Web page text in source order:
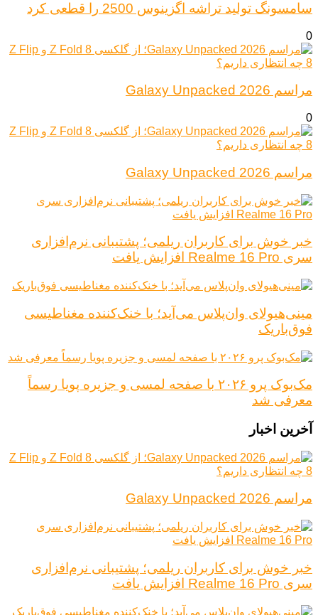
سامسونگ تولید تراشه اگزینوس 2500 را قطعی کرد
0
مراسم Galaxy Unpacked 2026
0
مراسم Galaxy Unpacked 2026
خبر خوش برای کاربران ریلمی؛ پشتیبانی نرم‌افزاری
سری Realme 16 Pro افزایش یافت
مینی‌هیولای وان‌پلاس می‌آید؛ با خنک‌کننده مغناطیسی
فوق‌باریک
مک‌بوک پرو ۲۰۲۶ با صفحه لمسی و جزیره پویا رسماً
معرفی شد
آخرین اخبار
مراسم Galaxy Unpacked 2026
خبر خوش برای کاربران ریلمی؛ پشتیبانی نرم‌افزاری
سری Realme 16 Pro افزایش یافت